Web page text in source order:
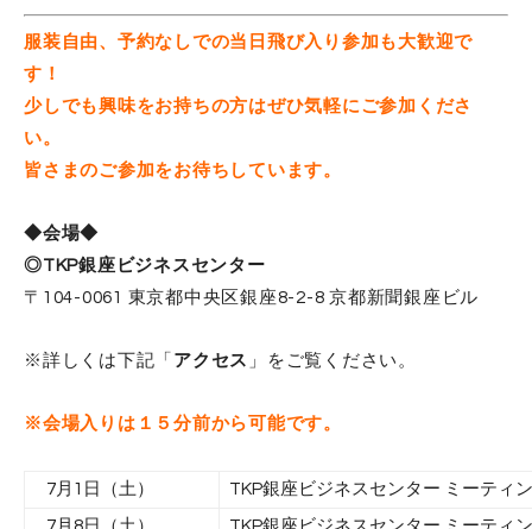
服装自由、予約なしでの当日飛び入り参加も大歓迎で
す！
少しでも興味をお持ちの方はぜひ気軽にご参加くださ
い。
皆さまのご参加をお待ちしています。
◆会場◆
◎TKP銀座ビジネスセンター
〒104-0061 東京都中央区銀座8-2-8 京都新聞銀座ビル
※詳しくは下記「 アクセス 」をご覧ください。
※会場入りは１５分前から可能です。
7月1日（土） TKP銀座ビジネスセンター ミーティ
7月8日（土） TKP銀座ビジネスセンター ミーティ